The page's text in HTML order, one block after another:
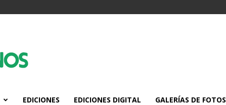
EDICIONES EDICIONES DIGITAL GALERÍAS DE FOTOS